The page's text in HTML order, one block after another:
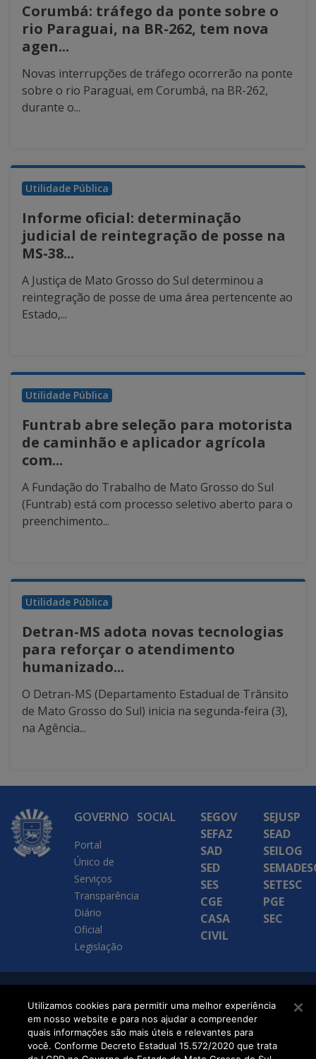
Corumbá: tráfego da ponte sobre o
rio Paraguai, na BR-262, tem nova
agen...
Novas interrupções de tráfego ocorrerão na ponte
sobre o rio Paraguai, em Corumbá, na BR-262,
durante o...
Utilidade Pública
Informe oficial: determinação
judicial de reintegração de posse na
MS-38...
A Justiça de Mato Grosso do Sul determinou a
reintegração de posse de uma área pertencente ao
Estado,...
Utilidade Pública
Funtrab abre seleção para motorista
de caminhão e aplicador agrícola
com...
A Fundação do Trabalho de Mato Grosso do Sul
(Funtrab) está com processo seletivo aberto para o
preenchimento...
Utilidade Pública
Detran-MS adota novas tecnologias
para reforçar o atendimento
humanizado...
O Detran-MS (Departamento Estadual de Trânsito
de Mato Grosso do Sul) inicia na segunda-feira (3),
na Agência...
GOVERNO
Portal
Único de
Serviços
Transparência
Diário
Oficial
Legislação
SOCIAL
SEGOV
SEFAZ
SAD
SED
SES
CGE
CASA
CIVIL
SEJUSP
SEAD
SEILOG
SETESC
PGE
SEC
SETDIG | Secretaria-
Executiva de
Transformação Digital
Utilizamos cookies para permitir uma melhor experiência
em nosso website e para nos ajudar a compreender
quais informações são mais úteis e relevantes para
você. Conforme Decreto Estadual 15.572/2020 que trata